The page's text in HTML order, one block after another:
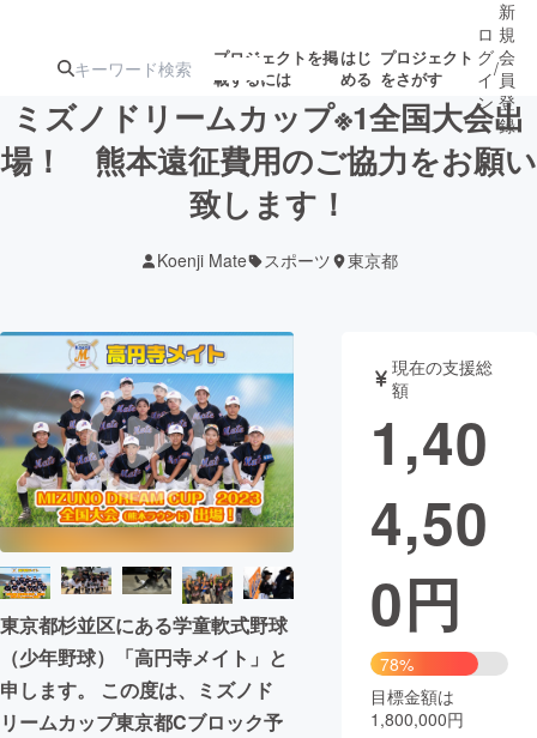
プロジェクトを掲
載するには
はじ
める
プロジェクト
をさがす
注目の新着プロ募集終了が近いプ
ロジェクト
テクノロジー・ガジェット
映像・映画 書籍・雑誌
ビジネス・起業 チャレンジ
まちづくり・地域活性化
CAMPFIRE for Social Good
CAMPFIRE Creation
CAMPFIREふるさと納税
コミュニティ
ロ
グ
イ
ン
/
新
規
会
員
登
録
ミズノドリームカップ※1全国大会出
場！ 熊本遠征費用のご協力をお願い
致します！
Koenji Mate スポーツ 東京都
東京都杉並区にある学童軟式野球
（少年野球）「高円寺メイト」と
申します。 この度は、ミズノド
リームカップ東京都Cブロック予
現在の支援総
額
1,40
4,50
0円
78%
目標金額は
1,800,000円